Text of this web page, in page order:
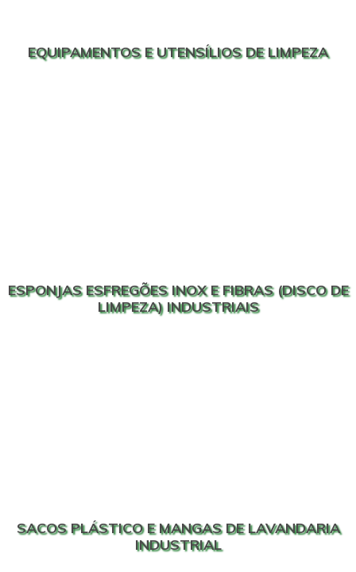
EQUIPAMENTOS E UTENSÍLIOS DE LIMPEZA
ESPONJAS ESFREGÕES INOX E FIBRAS (DISCO DE
LIMPEZA) INDUSTRIAIS
SACOS PLÁSTICO E MANGAS DE LAVANDARIA
INDUSTRIAL